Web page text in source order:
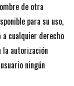
de otra
para su uso,
cualquier derecho
autorización
ningún